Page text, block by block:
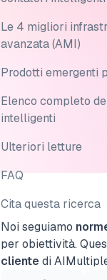
Le 4 migliori
avanzata (AMI)
Prodotti emergenti
Elenco completo
intelligenti
Ulteriori letture
FAQ
Cita questa ricerca
Noi seguiamo
per obiettività.
cliente di